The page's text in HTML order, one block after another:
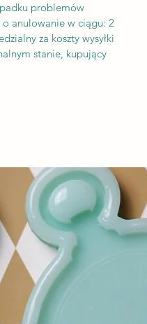
problemów
anulowanie w ciągu: 2
za koszty wysyłki
stanie, kupujący